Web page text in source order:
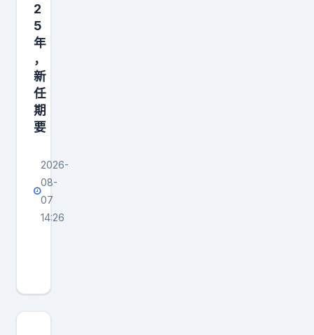
2
5
年
，
新
任
期
要
2026-
08-
07
14:26
代
进